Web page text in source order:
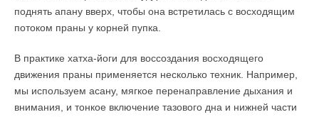
поднять апану вверх, чтобы она встретилась с восходящим
потоком праны у корней пупка.
В практике хатха-йоги для воссоздания восходящего
движения праны применяется несколько техник. Например,
мы используем асану, мягкое перенаправление дыхания и
внимания, и тонкое включение тазового дна и нижней части